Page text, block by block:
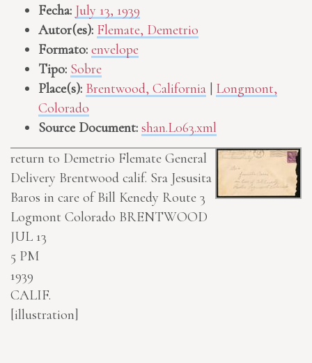
Fecha: July 13, 1939
Autor(es): Flemate, Demetrio
Formato: envelope
Tipo: Sobre
Place(s): Brentwood, California
Longmont,
Colorado
Source Document: shan.L063.xml
return to Demetrio Flemate General
Delivery Brentwood calif. Sra Jesusita
Baros in care of Bill Kenedy Route 3
Logmont Colorado BRENTWOOD
JUL 13
5 PM
1939
CALIF.
[illustration]